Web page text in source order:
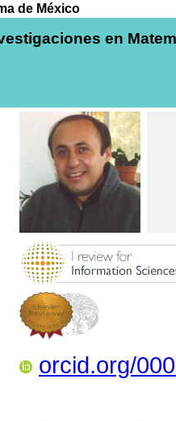
de México
en
orcid.org/